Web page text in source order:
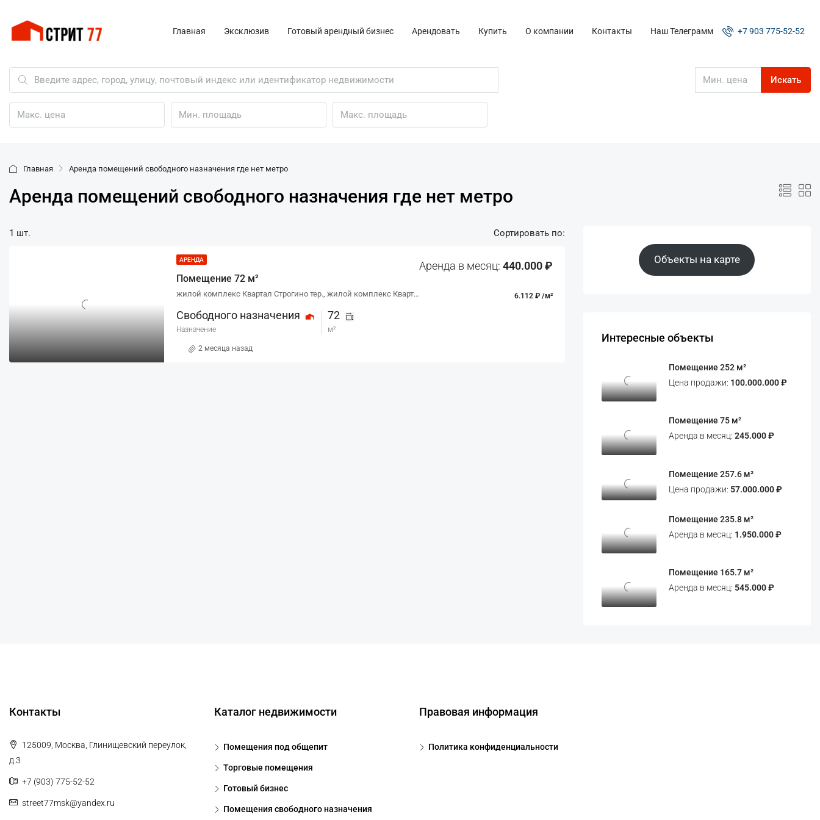
Главная Эксклюзив Готовый арендный бизнес Арендовать Купить О компании Контакты Наш Телеграмм +7 903 775-52-52
Искать
Главная Аренда помещений свободного назначения где нет метро
Аренда помещений свободного назначения где нет метро
1 шт. Сортировать по:
АРЕНДА
Помещение 72 м²
Аренда в месяц: 440.000 ₽
6.112 ₽ /м²
жилой комплекс Квартал Строгино тер., жилой комплекс Квартал Строгино тер., к2
Свободного назначения
Назначение
72
м²
2 месяца назад
Объекты на карте
Интересные объекты
Помещение 252 м²
Цена продажи: 100.000.000 ₽
Помещение 75 м²
Аренда в месяц: 245.000 ₽
Помещение 257.6 м²
Цена продажи: 57.000.000 ₽
Помещение 235.8 м²
Аренда в месяц: 1.950.000 ₽
Помещение 165.7 м²
Аренда в месяц: 545.000 ₽
Контакты
125009, Москва, Глинищевский переулок,
д.3
+7 (903) 775-52-52
street77msk@yandex.ru
Каталог недвижимости
Помещения под общепит
Торговые помещения
Готовый бизнес
Помещения свободного назначения
Правовая информация
Политика конфиденциальности